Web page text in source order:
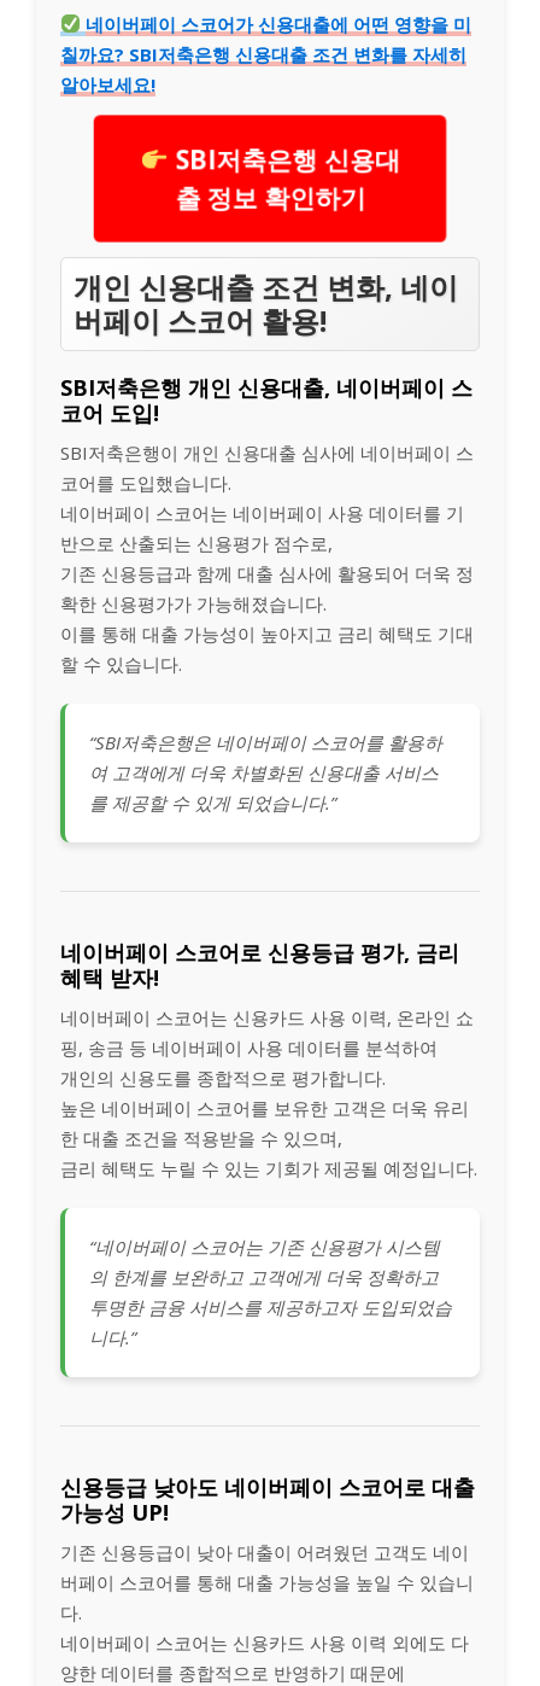
네이버페이 스코어가 신용대출에 어떤 영향을 미
칠까요? SBI저축은행 신용대출 조건 변화를 자세히
알아보세요!
SBI저축은행 신용대
출 정보 확인하기
개인 신용대출 조건 변화, 네이
버페이 스코어 활용!
SBI저축은행 개인 신용대출, 네이버페이 스
코어 도입!
SBI저축은행이 개인 신용대출 심사에 네이버페이 스
코어를 도입했습니다.
네이버페이 스코어는 네이버페이 사용 데이터를 기
반으로 산출되는 신용평가 점수로,
기존 신용등급과 함께 대출 심사에 활용되어 더욱 정
확한 신용평가가 가능해졌습니다.
이를 통해 대출 가능성이 높아지고 금리 혜택도 기대
할 수 있습니다.
“SBI저축은행은 네이버페이 스코어를 활용하
여 고객에게 더욱 차별화된 신용대출 서비스
를 제공할 수 있게 되었습니다.”
네이버페이 스코어로 신용등급 평가, 금리
혜택 받자!
네이버페이 스코어는 신용카드 사용 이력, 온라인 쇼
핑, 송금 등 네이버페이 사용 데이터를 분석하여
개인의 신용도를 종합적으로 평가합니다.
높은 네이버페이 스코어를 보유한 고객은 더욱 유리
한 대출 조건을 적용받을 수 있으며,
금리 혜택도 누릴 수 있는 기회가 제공될 예정입니다.
“네이버페이 스코어는 기존 신용평가 시스템
의 한계를 보완하고 고객에게 더욱 정확하고
투명한 금융 서비스를 제공하고자 도입되었습
니다.”
신용등급 낮아도 네이버페이 스코어로 대출
가능성 UP!
기존 신용등급이 낮아 대출이 어려웠던 고객도 네이
버페이 스코어를 통해 대출 가능성을 높일 수 있습니
다.
네이버페이 스코어는 신용카드 사용 이력 외에도 다
양한 데이터를 종합적으로 반영하기 때문에